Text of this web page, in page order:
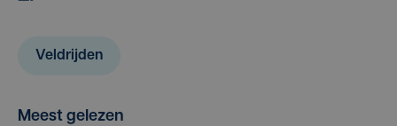
Veldrijden
Meest gelezen